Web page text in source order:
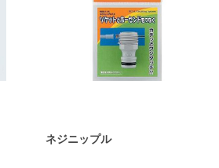
ネジニップル